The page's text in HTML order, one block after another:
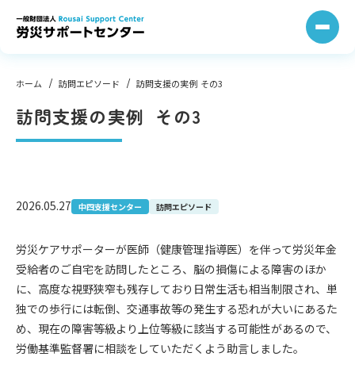
ホーム 訪問エピソード 訪問支援の実例 その3
訪問支援の実例 その3
2026.05.27 中四支援センター 訪問エピソード
労災ケアサポーターが医師（健康管理指導医）を伴って労災年金
受給者のご自宅を訪問したところ、脳の損傷による障害のほか
に、高度な視野狭窄も残存しており日常生活も相当制限され、単
独での歩行には転倒、交通事故等の発生する恐れが大いにあるた
め、現在の障害等級より上位等級に該当する可能性があるので、
労働基準監督署に相談をしていただくよう助言しました。